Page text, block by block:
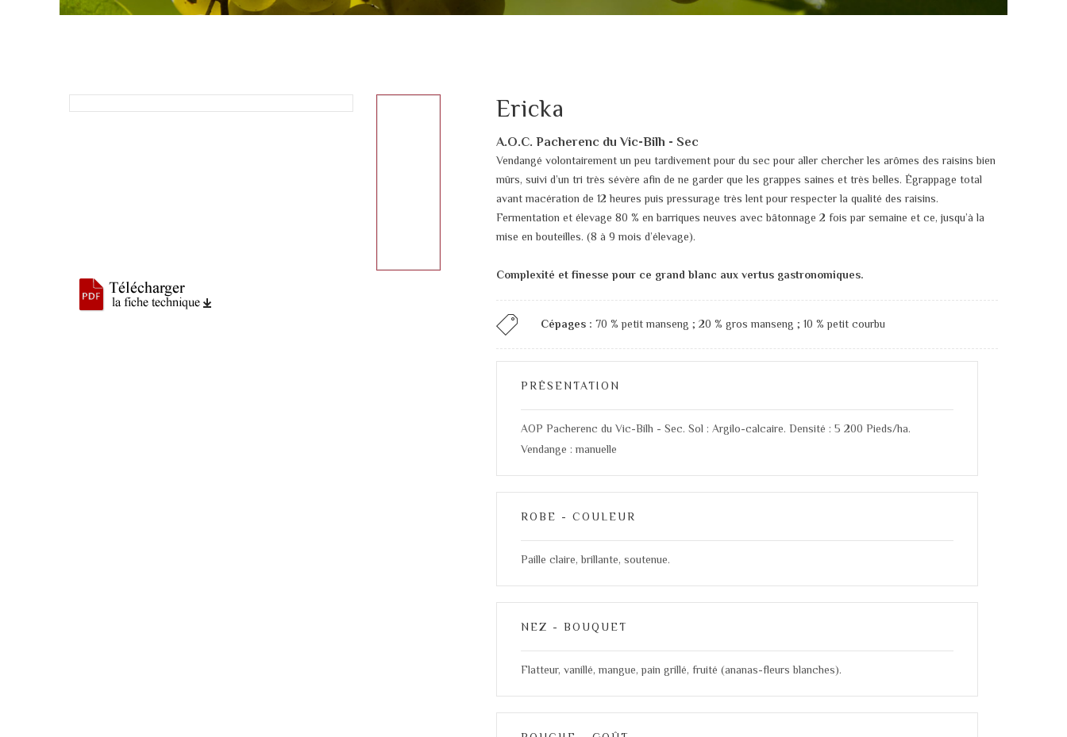
Ericka
A.O.C. Pacherenc du Vic-Bilh - Sec
Vendangé volontairement un peu tardivement pour du sec pour aller chercher les arômes des raisins bien
mûrs, suivi d’un tri très sévère afin de ne garder que les grappes saines et très belles. Égrappage total
avant macération de 12 heures puis pressurage très lent pour respecter la qualité des raisins.
Fermentation et élevage 80 % en barriques neuves avec bâtonnage 2 fois par semaine et ce, jusqu’à la
mise en bouteilles. (8 à 9 mois d’élevage).
Complexité et finesse pour ce grand blanc aux vertus gastronomiques.
Cépages : 70 % petit manseng ; 20 % gros manseng ; 10 % petit courbu
PRÉSENTATION
AOP Pacherenc du Vic-Bilh - Sec. Sol : Argilo-calcaire. Densité : 5 200 Pieds/ha.
Vendange : manuelle
ROBE - COULEUR
Paille claire, brillante, soutenue.
NEZ - BOUQUET
Flatteur, vanillé, mangue, pain grillé, fruité (ananas-fleurs blanches).